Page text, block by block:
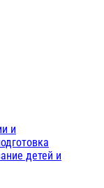
и
детей и